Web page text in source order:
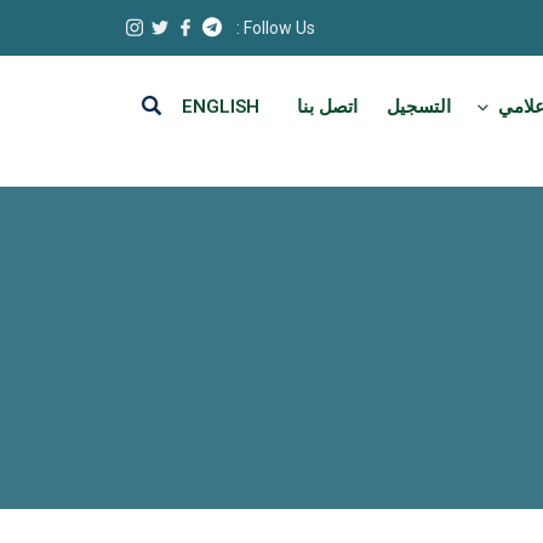
Follow Us :
التسجيل اتصل بنا ENGLISH